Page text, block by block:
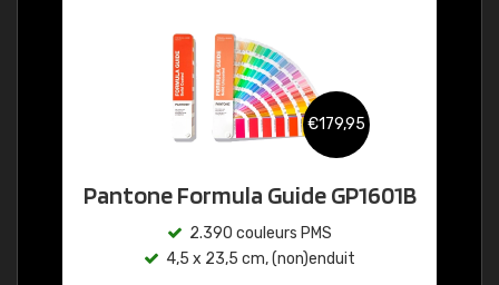
€179,95
Pantone Formula Guide GP1601B
2.390 couleurs PMS
4,5 x 23,5 cm, (non)enduit